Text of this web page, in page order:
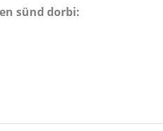
sünd dorbi: